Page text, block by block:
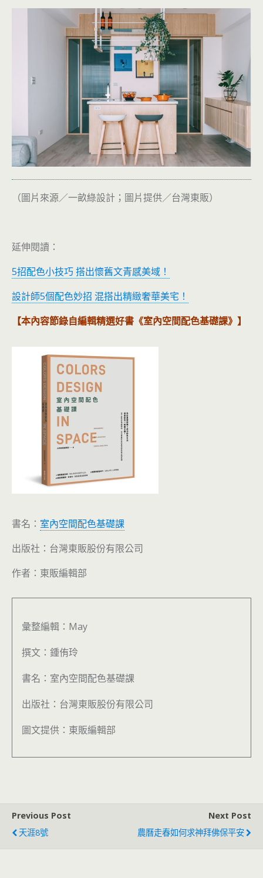
（圖片來源／一畝綠設計；圖片提供／台灣東販）
延伸閱讀：
5招配色小技巧 搭出懷舊文青感美域！
設計師5個配色妙招 混搭出精緻奢華美宅！
【本內容節錄自編輯精選好書《室內空間配色基礎課》】
書名： 室內空間配色基礎課
出版社：台灣東販股份有限公司
作者：東販編輯部
彙整編輯：May
撰文：鍾侑玲
書名：室內空間配色基礎課
出版社：台灣東販股份有限公司
圖文提供：東販編輯部
Previous Post
天涯8號
Next Post
農曆走春如何求神拜佛保平安